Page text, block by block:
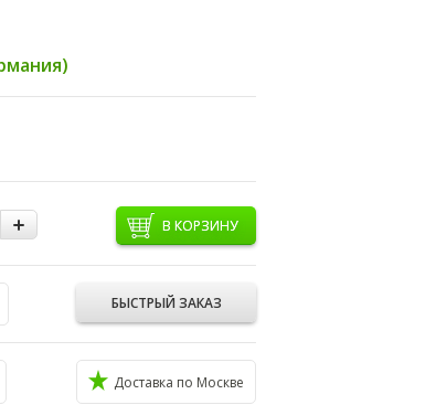
В КОРЗИНУ
БЫСТРЫЙ ЗАКАЗ
Доставка по Москве